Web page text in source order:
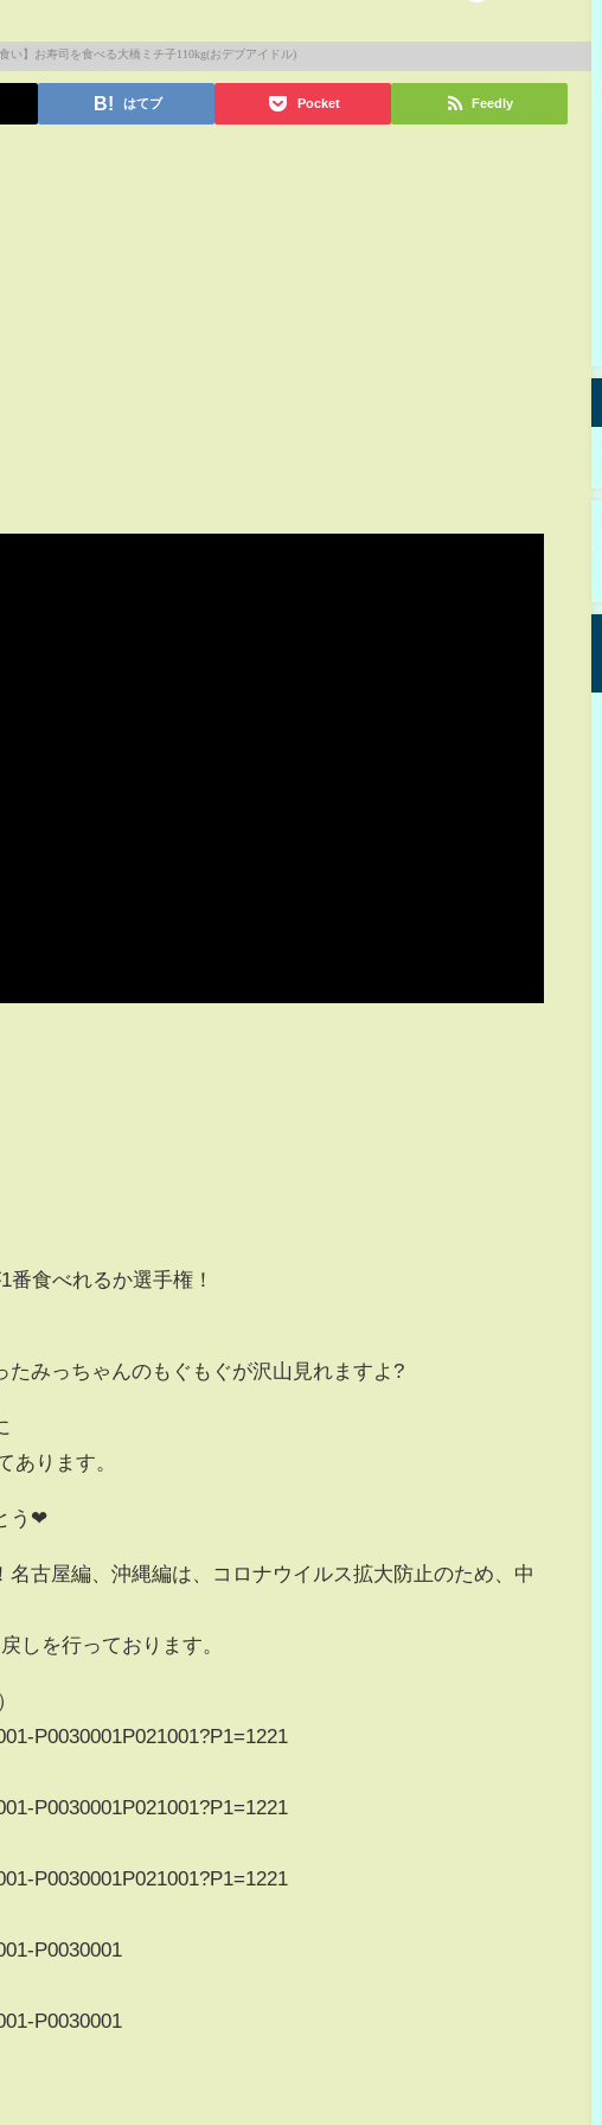
はてブ Pocket Feedly
食べれるか選手権！
たみっちゃんのもぐもぐが沢山見れますよ?
あります。
う❤
古屋編、沖縄編は、コロナウイルス拡大防止のため、中
しを行っております。
P0030001P021001?P1=1221
P0030001P021001?P1=1221
P0030001P021001?P1=1221
P0030001
P0030001